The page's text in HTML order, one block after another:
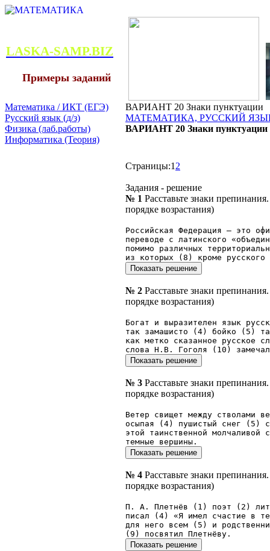
LASKA-SAMP.BIZ
Примеры заданий
Математика / ИКТ (ЕГЭ)
Русский язык (д/з)
Физика (лаб.работы)
Информатика (Теория)
ВАРИАНТ 20 Знаки пунктуации
МАТЕМАТИКА, РУССКИЙ
ВАРИАНТ 20 Знаки пунктуации
Страницы:1 2
Задания - решение
№ 1 Расставьте знаки
порядке возрастания)
Российская Федерация — это
переводе с латинского
помимо различных
из которых (8) кроме русского
№ 2 Расставьте знаки
порядке возрастания)
Богат и выразителен язык
так замашисто (4) бойко (5)
как метко сказанное русское
слова H.В. Гоголя (10)
№ 3 Расставьте знаки
порядке возрастания)
Ветер свищет между стволами
осыпая (4) пушистый снег (5) с
этой таинственной
темные вершины.
№ 4 Расставьте знаки
порядке возрастания)
П. А. Плетнёв (1) поэт (2)
писал (4) «Я имел счастие в
для него всем (5) и
(9) посвятил Плетнёву.